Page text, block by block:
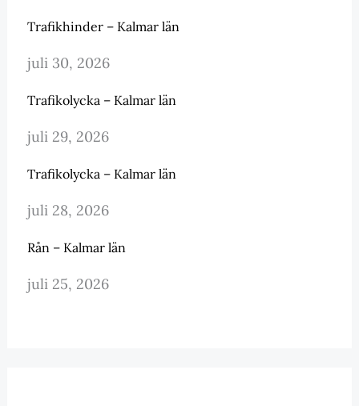
Trafikhinder – Kalmar län
juli 30, 2026
Trafikolycka – Kalmar län
juli 29, 2026
Trafikolycka – Kalmar län
juli 28, 2026
Rån – Kalmar län
juli 25, 2026